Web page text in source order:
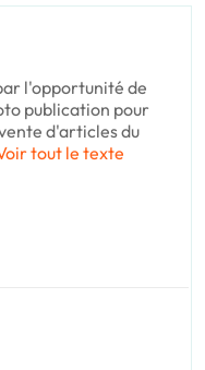
l'opportunité de
publication pour
d'articles du
tout le texte